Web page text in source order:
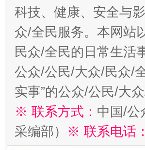
科技、健康、安全与
众/全民服务。本网站
民众/全民的日常生活
公众/公民/大众/民众/
实事”的公众/公民/大
※ 联系方式： 中国/公
采编部） ※ 联系电话：